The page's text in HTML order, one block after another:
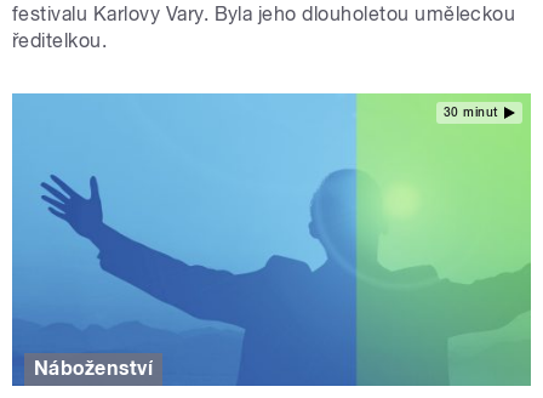
festivalu Karlovy Vary. Byla jeho dlouholetou uměleckou
ředitelkou.
30 minut
Náboženství